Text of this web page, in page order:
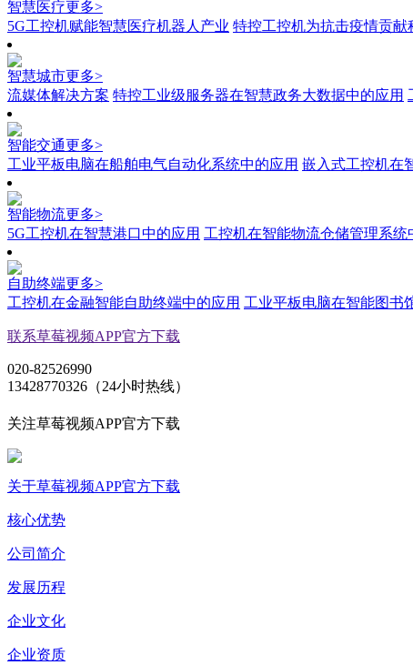
智慧医疗更多>
5G工控机赋能智慧医疗机器人产业 特控工控机为抗击疫情贡献
智慧城市更多>
流媒体解决方案 特控工业级服务器在智慧政务大数据中的应用
智能交通更多>
工业平板电脑在船舶电气自动化系统中的应用 嵌入式工控机在
智能物流更多>
5G工控机在智慧港口中的应用 工控机在智能物流仓储管理系统
自助终端更多>
工控机在金融智能自助终端中的应用 工业平板电脑在智能图书
联系草莓视频APP官方下载
020-82526990
13428770326（24小时热线）
关注草莓视频APP官方下载
关于草莓视频APP官方下载
核心优势
公司简介
发展历程
企业文化
企业资质